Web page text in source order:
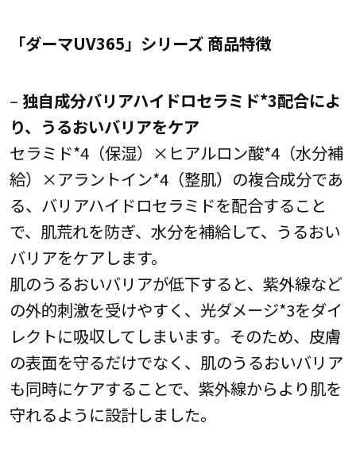
「ダーマUV365」シリーズ 商品特徴
– 独自成分バリアハイドロセラミド*3配合によ
り、うるおいバリアをケア
セラミド*4（保湿）×ヒアルロン酸*4（水分補
給）×アラントイン*4（整肌）の複合成分であ
る、バリアハイドロセラミドを配合すること
で、肌荒れを防ぎ、水分を補給して、うるおい
バリアをケアします。
肌のうるおいバリアが低下すると、紫外線など
の外的刺激を受けやすく、光ダメージ*3をダイ
レクトに吸収してしまいます。そのため、皮膚
の表面を守るだけでなく、肌のうるおいバリア
も同時にケアすることで、紫外線からより肌を
守れるように設計しました。